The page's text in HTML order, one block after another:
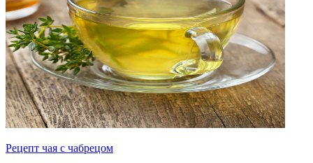
Рецепт чая с чабрецом